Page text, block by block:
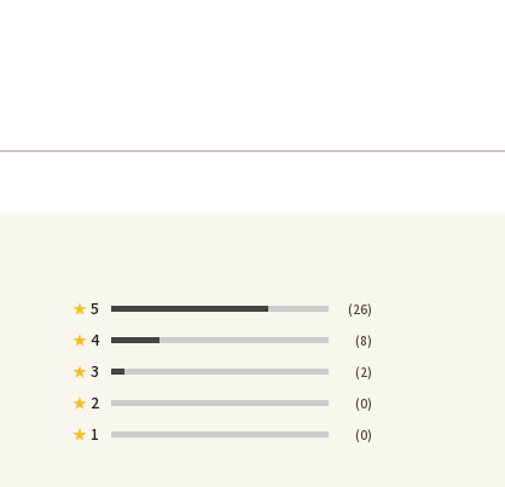
★5 (26)
★4 (8)
★3 (2)
★ 2 (0)
★ 1 (0)